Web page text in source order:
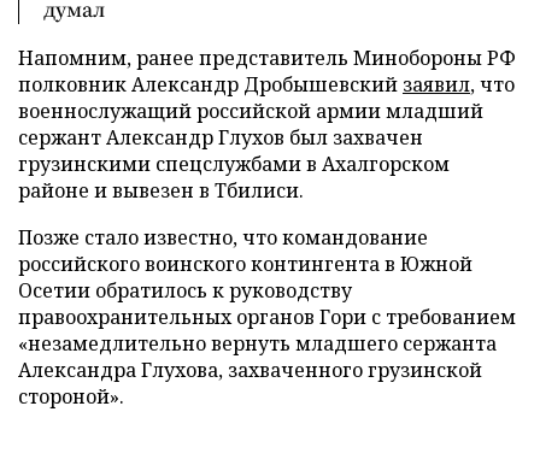
думал
Напомним, ранее представитель Минобороны РФ
полковник Александр Дробышевский заявил, что
военнослужащий российской армии младший
сержант Александр Глухов был захвачен
грузинскими спецслужбами в Ахалгорском
районе и вывезен в Тбилиси.
Позже стало известно, что командование
российского воинского контингента в Южной
Осетии обратилось к руководству
правоохранительных органов Гори с требованием
«незамедлительно вернуть младшего сержанта
Александра Глухова, захваченного грузинской
стороной».